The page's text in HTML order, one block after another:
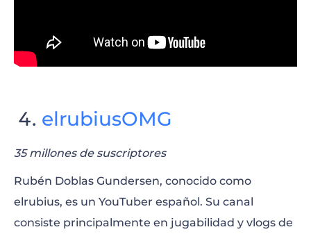
elrubiusOMG
35 millones de suscriptores
Rubén Doblas Gundersen, conocido como
elrubius, es un YouTuber español. Su canal
consiste principalmente en jugabilidad y vlogs de